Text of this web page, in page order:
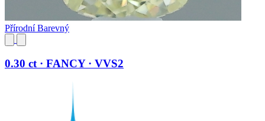
Přírodní Barevný
0.30 ct · FANCY · VVS2